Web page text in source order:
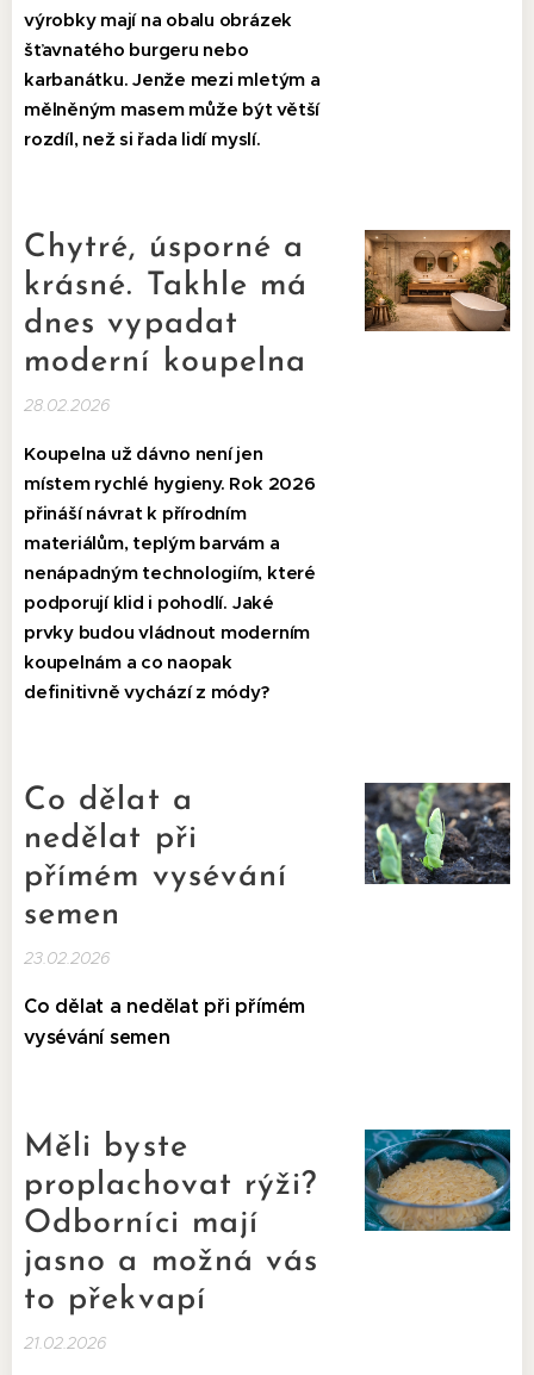
výrobky mají na obalu obrázek
šťavnatého burgeru nebo
karbanátku. Jenže mezi mletým a
mělněným masem může být větší
rozdíl, než si řada lidí myslí.
Chytré, úsporné a
krásné. Takhle má
dnes vypadat
moderní koupelna
28.02.2026
Koupelna už dávno není jen
místem rychlé hygieny. Rok 2026
přináší návrat k přírodním
materiálům, teplým barvám a
nenápadným technologiím, které
podporují klid i pohodlí. Jaké
prvky budou vládnout moderním
koupelnám a co naopak
definitivně vychází z módy?
Co dělat a
nedělat při
přímém vysévání
semen
23.02.2026
Co dělat a nedělat při přímém
vysévání semen
Měli byste
proplachovat rýži?
Odborníci mají
jasno a možná vás
to překvapí
21.02.2026